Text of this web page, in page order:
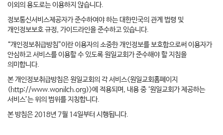
이외의 용도로는 이용하지 않습니다.
정보통신서비스제공자가 준수하여야 하는 대한민국의 관계 법령 및
개인정보보호 규정, 가이드라인을 준수하고 있습니다.
“개인정보취급방침”이란 이용자의 소중한 개인정보를 보호함으로써 이용자가
안심하고 서비스를 이용할 수 있도록 원일교회가 준수해야 할 지침을
의미합니다.
본 개인정보취급방침은 원일교회의 각 서비스<원일교회홈페이지
(http://www.wonilch.org)>에 적용되며, 내용 중 ‘원일교회가 제공하는
서비스’는 위의 범위를 지칭합니다.
본 방침은 2018년 7월 14일부터 시행됩니다.